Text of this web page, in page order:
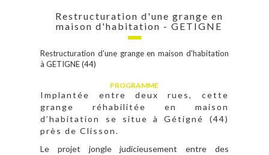
Restructuration d'une grange en
maison d'habitation - GETIGNE
Restructuration d'une grange en maison d'habitation
à GETIGNE (44)
PROGRAMME
Implantée entre deux rues, cette
grange réhabilitée en maison
d’habitation se situe à Gétigné (44)
près de Clisson.
Le projet jongle judicieusement entre des